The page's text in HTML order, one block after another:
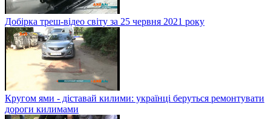
Добірка треш-відео світу за 25 червня 2021 року
Кругом ями - діставай килими: українці беруться ремонтувати
дороги килимами